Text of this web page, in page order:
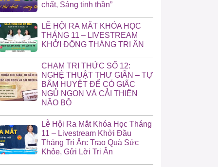
chất, Sáng tinh thần”
LỄ HỘI RA MẮT KHÓA HỌC
THÁNG 11 – LIVESTREAM
KHỞI ĐỘNG THÁNG TRI ÂN
CHẠM TRI THỨC SỐ 12:
NGHỆ THUẬT THƯ GIÃN – TỰ
BẤM HUYỆT ĐỂ CÓ GIẤC
NGỦ NGON VÀ CẢI THIỆN
NÃO BỘ
Lễ Hội Ra Mắt Khóa Học Tháng
11 – Livestream Khởi Đầu
Tháng Tri Ân: Trao Quà Sức
Khỏe, Gửi Lời Tri Ân